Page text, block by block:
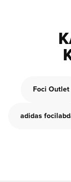
Foci Outlet
adidas